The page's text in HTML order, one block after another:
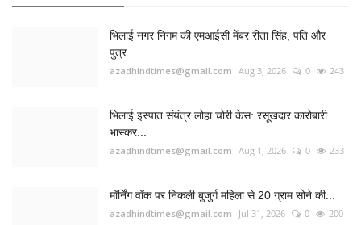
भिलाई नगर निगम की एमआईसी मेंबर रीता सिंह, पति और
पुत्र...
azadhindtimes@gmail.com Aug 3, 2026 0 243
भिलाई इस्पात संयंत्र लोहा चोरी केस: रसूखदार कारोबारी
भास्कर...
azadhindtimes@gmail.com Aug 1, 2026 0 233
मॉर्निंग वॉक पर निकली बुजुर्ग महिला से 20 ग्राम सोने की...
azadhindtimes@gmail.com Jul 31, 2026 0 200